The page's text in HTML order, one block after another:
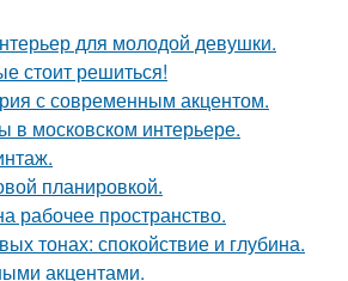
для молодой девушки.
стоит решиться!
с современным акцентом.
в московском интерьере.
планировкой.
рабочее пространство.
тонах: спокойствие и глубина.
акцентами.